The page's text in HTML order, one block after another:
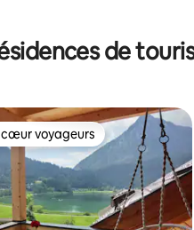
de
cœur voyageurs
voyageurs